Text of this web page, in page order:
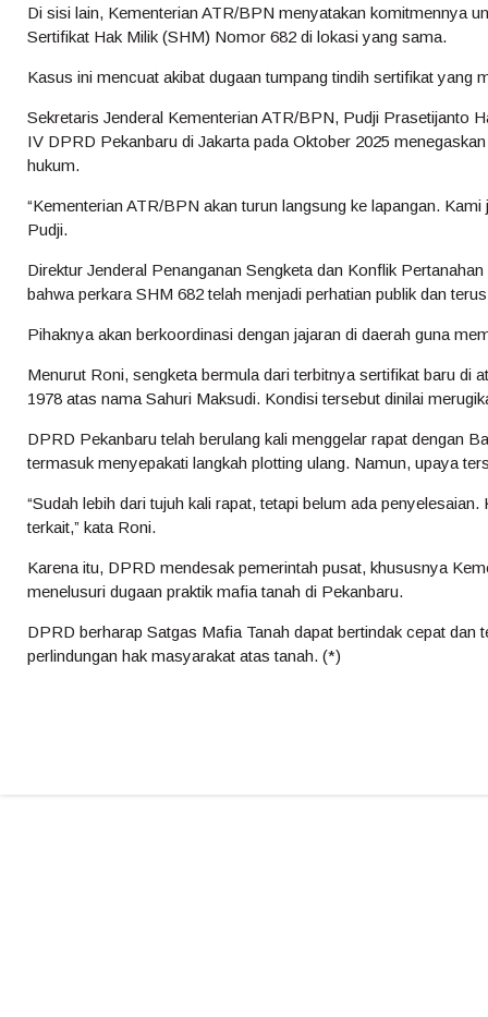
Di sisi lain, Kementerian ATR/BPN menyatakan komitmennya
Sertifikat Hak Milik (SHM) Nomor 682 di lokasi yang sama.
Kasus ini mencuat akibat dugaan tumpang tindih sertifikat yang
Sekretaris Jenderal Kementerian ATR/BPN, Pudji Prasetijanto
IV DPRD Pekanbaru di Jakarta pada Oktober 2025
hukum.
“Kementerian ATR/BPN akan turun langsung ke lapangan.
Pudji.
Direktur Jenderal Penanganan Sengketa dan Konflik
bahwa perkara SHM 682 telah menjadi perhatian publik dan
Pihaknya akan berkoordinasi dengan jajaran di daerah guna
Menurut Roni, sengketa bermula dari terbitnya sertifikat baru di
1978 atas nama Sahuri Maksudi. Kondisi tersebut dinilai
DPRD Pekanbaru telah berulang kali menggelar rapat dengan
termasuk menyepakati langkah plotting ulang. Namun, upaya
“Sudah lebih dari tujuh kali rapat, tetapi belum ada
terkait,” kata Roni.
Karena itu, DPRD mendesak pemerintah pusat, khususnya
menelusuri dugaan praktik mafia tanah di Pekanbaru.
DPRD berharap Satgas Mafia Tanah dapat bertindak cepat dan
perlindungan hak masyarakat atas tanah. (*)